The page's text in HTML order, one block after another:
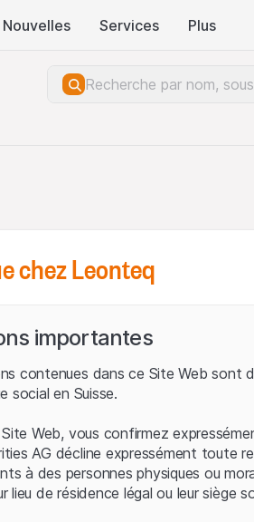
Nouvelles Services Plus
chez Leonteq
importantes
contenues dans ce Site Web sont
social en Suisse.
Web, vous confirmez
AG décline expressément toute
à des personnes physiques ou
lieu de résidence légal ou leur siège